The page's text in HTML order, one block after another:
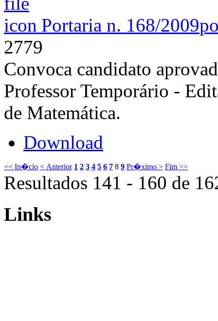
Portaria n. 168/2009
2779
Convoca candidato
Professor Temporário -
de Matemática.
Download
<< In�cio < Anterior 1 2 3 4 5 6 7 8 9 Pr�ximo > Fim >>
Resultados 141 - 160 de
Links